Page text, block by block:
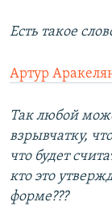
Есть такое
Артур
Так любой
взрывчатку,
что будет
кто это
форме???